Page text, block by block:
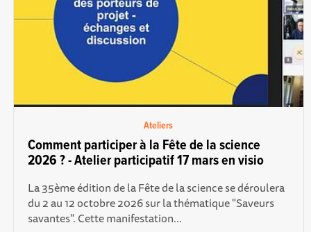
Ateliers
Comment participer à la Fête de la science
2026 ? - Atelier participatif 17 mars en visio
La 35ème édition de la Fête de la science se déroulera
du 2 au 12 octobre 2026 sur la thématique "Saveurs
savantes". Cette manifestation...